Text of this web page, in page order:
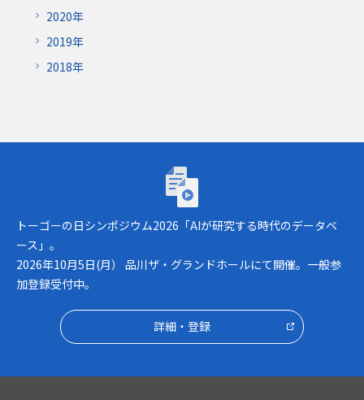
2020年
2019年
2018年
トーゴーの日シンポジウム2026「AIが研究
トーゴーの日シンポジウム2026「AIが研究する時代のデータベ
ース」。
2026年10月5日(月） 品川ザ・グランドホールにて開催。一般参
加登録受付中。
詳細・登録